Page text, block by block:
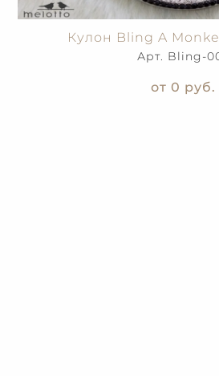
Кулон Bling A
Арт. Bling-
от 0 руб.